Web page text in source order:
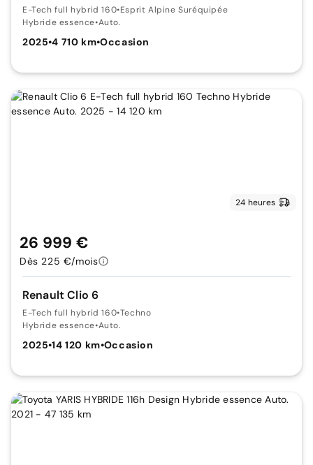
E-Tech full hybrid 160•Esprit Alpine Suréquipée
Hybride essence•Auto.
2025•4 710 km•Occasion
24 heures
Renault Clio 6
E-Tech full hybrid 160•Techno
Hybride essence•Auto.
2025•14 120 km•Occasion
26 999 €
Dès 225 €/mois